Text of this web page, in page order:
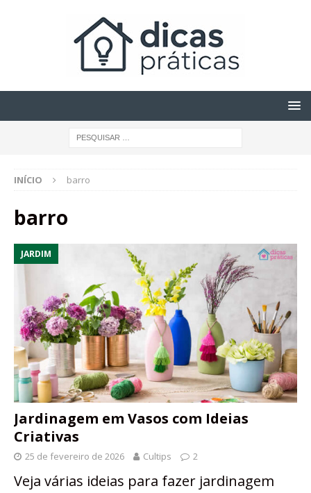
INÍCIO barro
barro
JARDIM
Jardinagem em Vasos com Ideias
Criativas
25 de fevereiro de 2026 Cultips 2
Veja várias ideias para fazer jardinagem